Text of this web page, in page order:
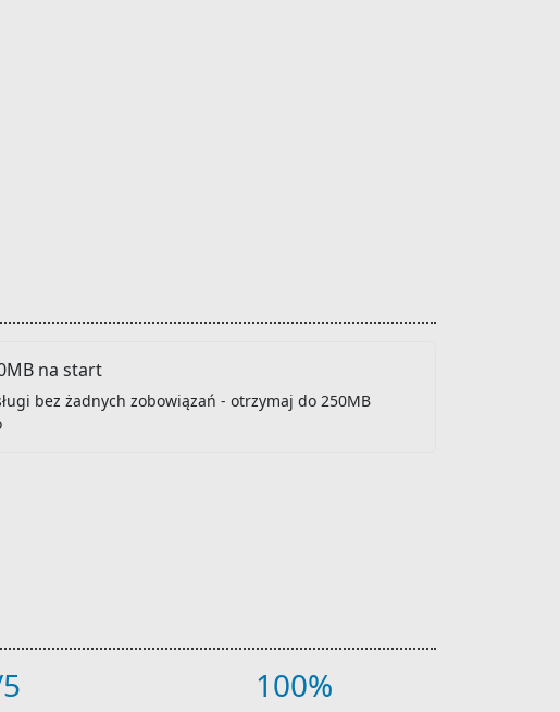
na start
bez żadnych zobowiązań - otrzymaj do 250MB
100%